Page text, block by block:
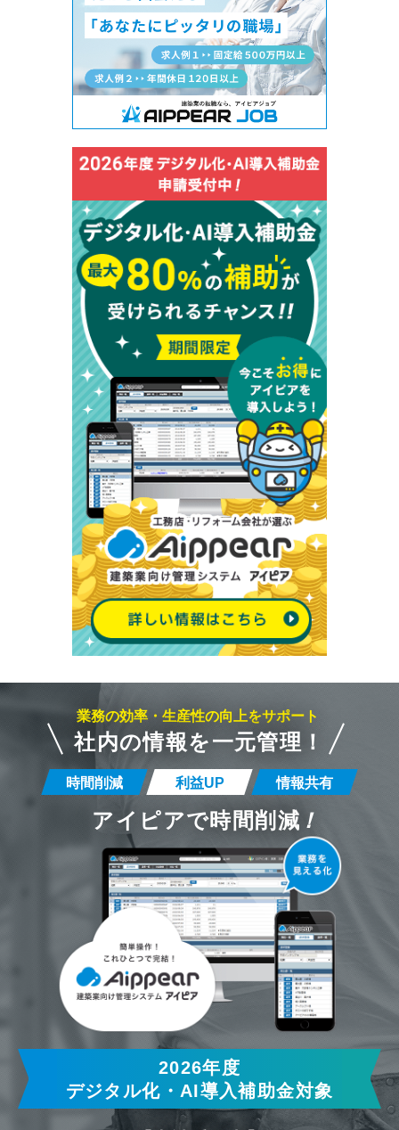
業務の効率・生産性の向上をサポート
社内の情報を一元管理！
時間削減 利益UP 情報共有
アイピアで時間削減！
2026年度
デジタル化・AI導入補助金対象